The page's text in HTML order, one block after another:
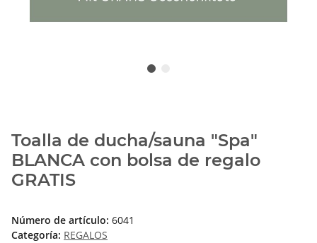
Toalla de ducha/sauna "Spa"
BLANCA con bolsa de regalo
GRATIS
Número de artículo: 6041
Categoría: REGALOS